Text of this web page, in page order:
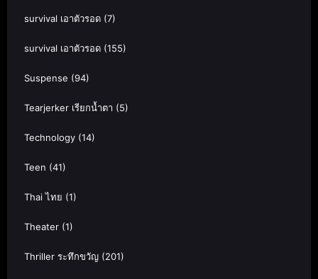
survival เอาตัวรอด (7)
survival เอาตัวรอด (155)
Suspense (94)
Tearjerker เรียกน้ำตา (5)
Technology (14)
Teen (41)
Thai ไทย (1)
Theater (1)
Thriller ระทึกขวัญ (201)